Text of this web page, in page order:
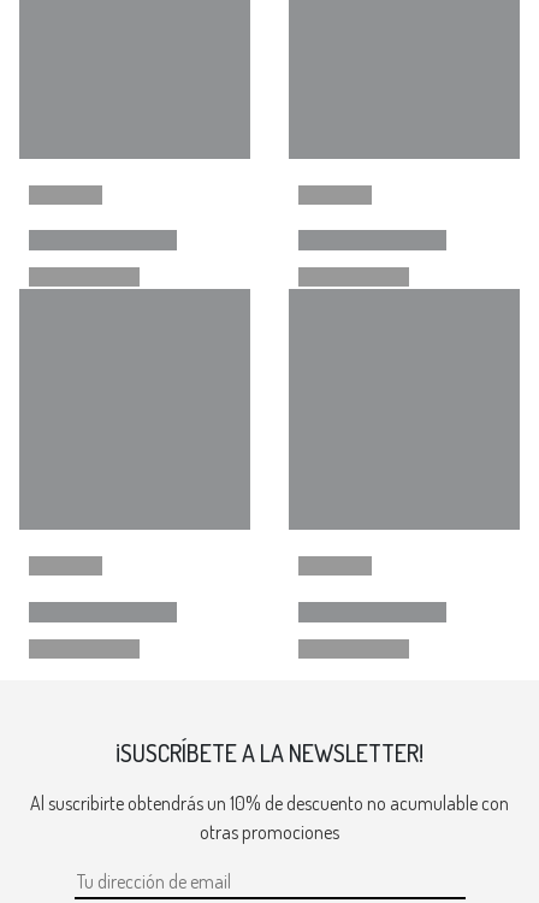
¡SUSCRÍBETE A LA NEWSLETTER!
Al suscribirte obtendrás un 10% de descuento no acumulable con
otras promociones